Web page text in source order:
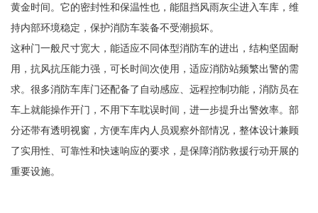
黄金时间。它的密封性和保温性也，能阻挡风雨灰尘进入车库，维
持内部环境稳定，保护消防车装备不受潮损坏。
这种门一般尺寸宽大，能适应不同体型消防车的进出，结构坚固耐
用，抗风抗压能力强，可长时间次使用，适应消防站频繁出警的需
求。很多消防车库门还配备了自动感应、远程控制功能，消防员在
车上就能操作开门，不用下车耽误时间，进一步提升出警效率。部
分还带有透明视窗，方便车库内人员观察外部情况，整体设计兼顾
了实用性、可靠性和快速响应的要求，是保障消防救援行动开展的
重要设施。